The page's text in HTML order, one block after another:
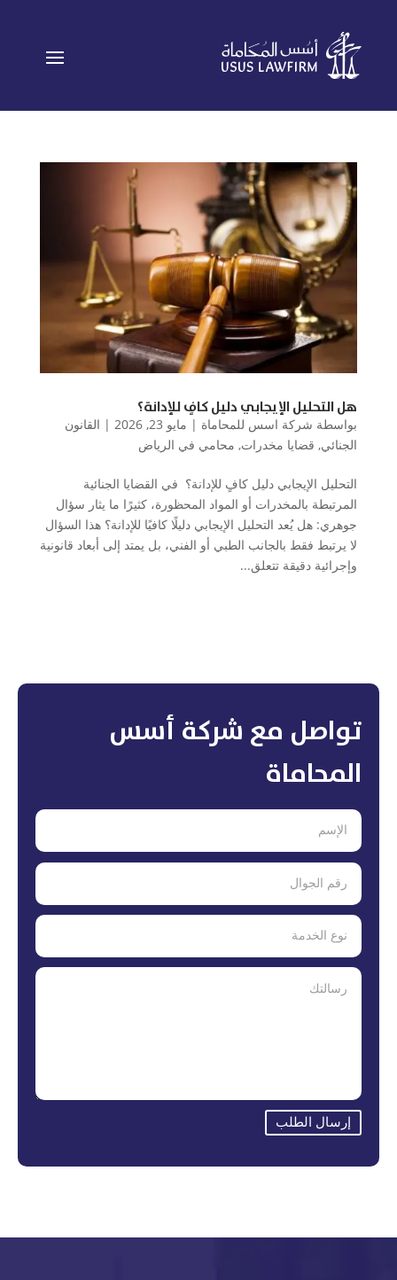
هل التحليل الإيجابي دليل كافٍ للإدانة؟
بواسطة شركة اسس للمحاماة | مايو 23, 2026 | القانون
الجنائي, قضايا مخدرات, محامي في الرياض
التحليل الإيجابي دليل كافٍ للإدانة؟ في القضايا الجنائية
المرتبطة بالمخدرات أو المواد المحظورة، كثيرًا ما يثار سؤال
جوهري: هل يُعد التحليل الإيجابي دليلًا كافيًا للإدانة؟ هذا السؤال
لا يرتبط فقط بالجانب الطبي أو الفني، بل يمتد إلى أبعاد قانونية
وإجرائية دقيقة تتعلق...
تواصل مع شركة أسس
المحاماة
إرسال الطلب